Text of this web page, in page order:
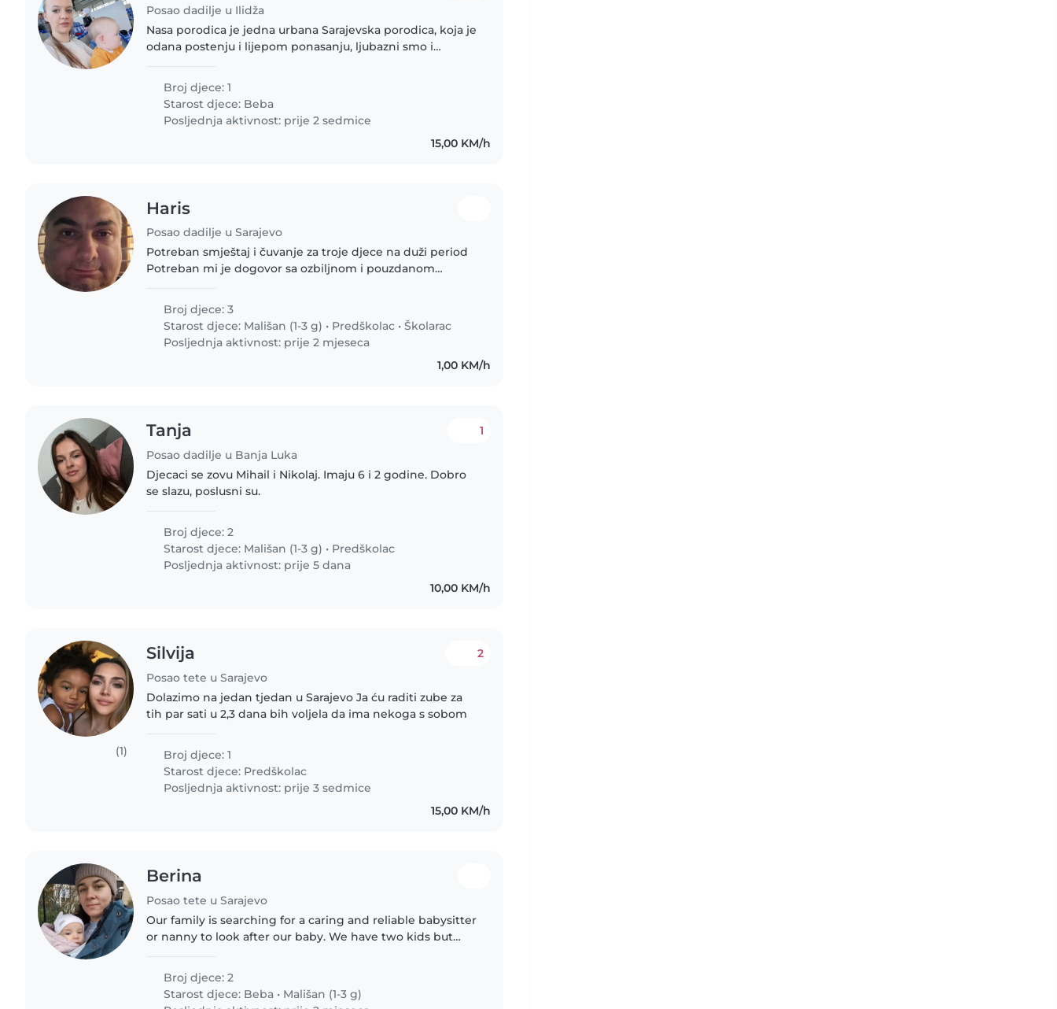
Posao dadilje u Ilidža
Nasa porodica je jedna urbana Sarajevska porodica, koja je
odana postenju i lijepom ponasanju, ljubazni smo i
Broj djece: 1
Starost djece: Beba
Posljednja aktivnost: prije 2 sedmice
15,00 KM/h
Haris
Posao dadilje u Sarajevo
Potreban smještaj i čuvanje za troje djece na duži period
Potreban mi je dogovor sa ozbiljnom i pouzdanom
svakodnevnu brigu..
Broj djece: 3
Starost djece: Mališan (1-3 g) • Predškolac •Školarac
Posljednja aktivnost: prije 2 mjeseca
1,00 KM/h
Tanja
Posao dadilje u Banja Luka
1
Djecaci se zovu Mihail i Nikolaj. Imaju 6 i 2 godine. Dobro
se slazu, poslusni su.
Broj djece: 2
Starost djece: Mališan (1-3 g) • Predškolac
Posljednja aktivnost: prije 5 dana
10,00 KM/h
(1)
Silvija
Posao tete u Sarajevo
2
Dolazimo na jedan tjedan u Sarajevo Ja ću raditi zube za
tih par sati u 2,3 dana bih voljela da ima nekoga s sobom
Broj djece: 1
Starost djece: Predškolac
Posljednja aktivnost: prije 3 sedmice
15,00 KM/h
Berina
Posao tete u Sarajevo
Our family is searching for a caring and reliable babysitter
or nanny to look after our baby. We have two kids but
toddler goes..
Broj djece: 2
Starost djece: Beba • Mališan (1-3 g)